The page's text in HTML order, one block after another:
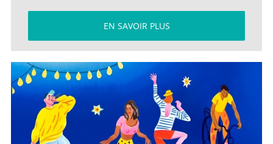
EN SAVOIR PLUS